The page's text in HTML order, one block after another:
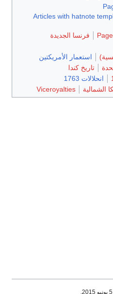
Articles with hatnote
فرنسا الجديدة
استعمار الأمريكتين
تاريخ كندا
انحلالات 1763
الشمالية
Viceroyalties